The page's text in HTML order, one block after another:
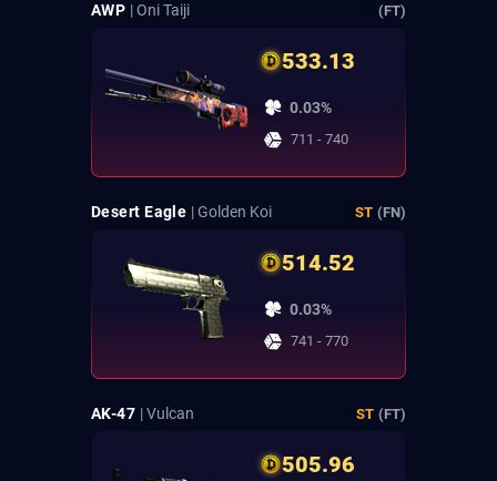
AWP | Oni Taiji (FT)
533.13
0.03%
711 - 740
Desert Eagle | Golden Koi ST (FN)
514.52
0.03%
741 - 770
AK-47 | Vulcan ST (FT)
505.96